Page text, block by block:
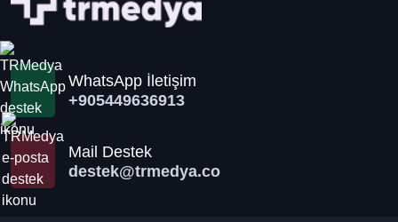
WhatsApp İletişim
+905449636913
Mail Destek
destek@trmedya.co